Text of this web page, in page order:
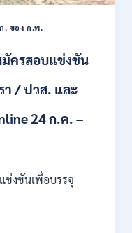
. ของ ก.พ.
ครสอบแข่งขัน
า / ปวส. และ
24 ก.ค. –
งขันเพื่อบรรจุ